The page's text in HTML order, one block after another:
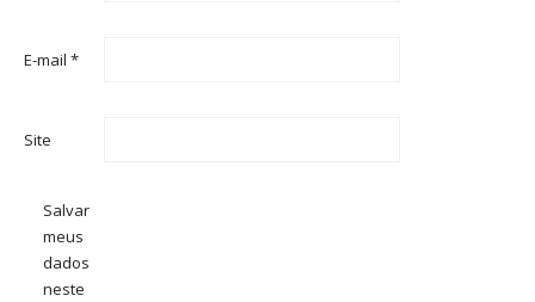
E-mail *
Site
Salvar
meus
dados
neste